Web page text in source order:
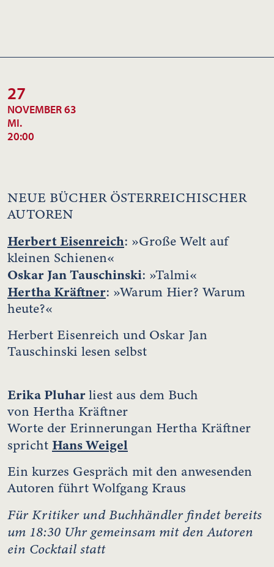
27
NOVEMBER 63
MI.
20:00
NEUE BÜCHER ÖSTERREICHISCHER
AUTOREN
Herbert Eisenreich: »Große Welt auf
kleinen Schienen«
Oskar Jan Tauschinski: »Talmi«
Hertha Kräftner: »Warum Hier? Warum
heute?«
Herbert Eisenreich und Oskar Jan
Tauschinski lesen selbst
Erika Pluharliest aus dem Buch
von Hertha Kräftner
Worte der Erinnerungan Hertha Kräftner
spricht Hans Weigel
Ein kurzes Gespräch mit den anwesenden
Autoren führt Wolfgang Kraus
Für Kritiker und Buchhändler findet bereits
um 18:30 Uhr gemeinsam mit den Autoren
ein Cocktail statt